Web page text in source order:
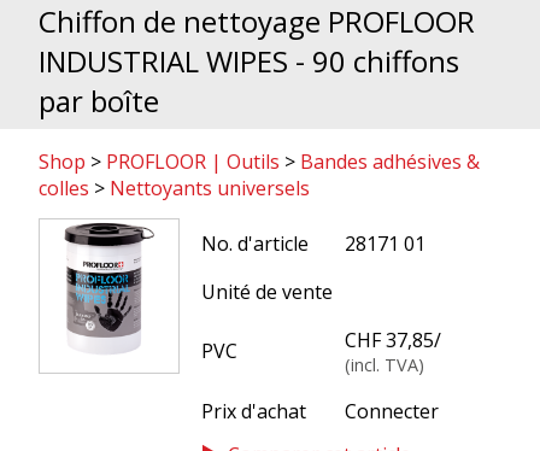
Chiffon de nettoyage PROFLOOR
INDUSTRIAL WIPES - 90 chiffons
par boîte
Shop > PROFLOOR | Outils > Bandes adhésives &
colles > Nettoyants universels
No. d'article
28171 01
Unité de vente
PVC CHF 37,85/
(incl. TVA)
Prix d'achat Connecter